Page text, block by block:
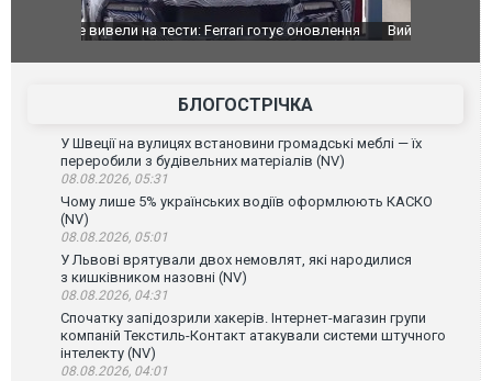
Вийшов трейлер нової екранізації легендарного
БЛОГОСТРІЧКА
У Швеції на вулицях встановини громадські меблі — їх
переробили з будівельних матеріалів (NV)
08.08.2026, 05:31
Чому лише 5% українських водіїв оформлюють КАСКО
(NV)
08.08.2026, 05:01
У Львові врятували двох немовлят, які народилися
з кишківником назовні (NV)
08.08.2026, 04:31
Спочатку запідозрили хакерів. Інтернет-магазин групи
компаній Текстиль-Контакт атакували системи штучного
інтелекту (NV)
08.08.2026, 04:01